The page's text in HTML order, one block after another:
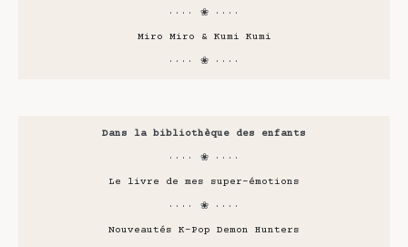
···· ❀ ····
Miro Miro & Kumi Kumi
···· ❀ ····
Dans la bibliothèque des enfants
···· ❀ ····
Le livre de mes super-émotions
···· ❀ ····
Nouveautés K-Pop Demon Hunters